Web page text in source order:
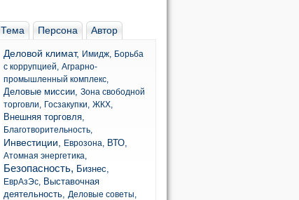
Тема Персона Автор
Деловой климат, Имидж, Борьба
с коррупцией, Аграрно-
промышленный комплекс,
Деловые миссии, Зона свободной
торговли, Госзакупки, ЖКХ,
Внешняя торговля,
Благотворительность,
Инвестиции, Еврозона, ВТО,
Атомная энергетика,
Безопасность, Бизнес,
ЕврАзЭс, Выставочная
деятельность, Деловые советы,